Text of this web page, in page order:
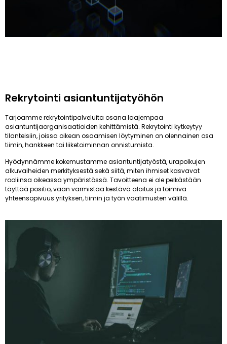
Rekrytointi asiantuntijatyöhön
Tarjoamme rekrytointipalveluita osana laajempaa
asiantuntijaorganisaatioiden kehittämistä. Rekrytointi kytkeytyy
tilanteisiin, joissa oikean osaamisen löytyminen on olennainen osa
tiimin, hankkeen tai liiketoiminnan onnistumista.
Hyödynnämme kokemustamme asiantuntijatyöstä, urapolkujen
alkuvaiheiden merkityksestä sekä siitä, miten ihmiset kasvavat
rooliinsa oikeassa ympäristössä. Tavoitteena ei ole pelkästään
täyttää positio, vaan varmistaa kestävä aloitus ja toimiva
yhteensopivuus yrityksen, tiimin ja työn vaatimusten välillä.